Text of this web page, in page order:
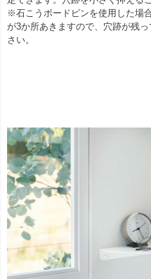
※石こうボードピンを使用した場
が3か所あきますので、穴跡が残
さい。